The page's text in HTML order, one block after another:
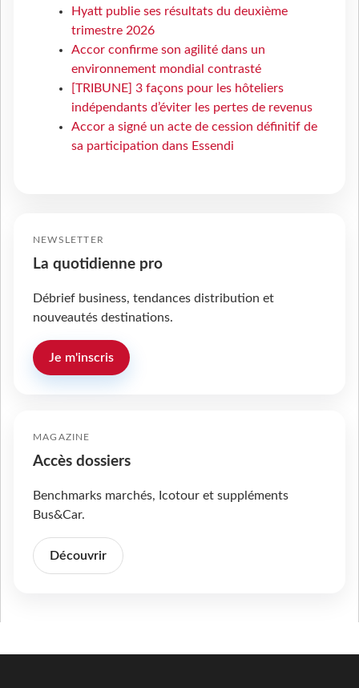
Hyatt publie ses résultats du deuxième
trimestre 2026
Accor confirme son agilité dans un
environnement mondial contrasté
[TRIBUNE] 3 façons pour les hôteliers
indépendants d’éviter les pertes de revenus
Accor a signé un acte de cession définitif de
sa participation dans Essendi
NEWSLETTER
La quotidienne pro
Débrief business, tendances distribution et
nouveautés destinations.
Je m'inscris
MAGAZINE
Accès dossiers
Benchmarks marchés, Icotour et suppléments
Bus&Car.
Découvrir